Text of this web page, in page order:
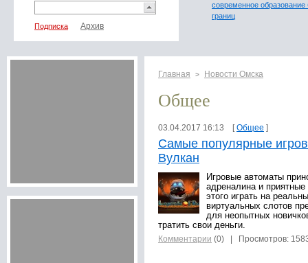
Подписка
современное образование
границ
Главная > Новости Омска
Общее
03.04.2017 16:13 [Общее ]
Самые популярные
Вулкан
Игровые автоматы
адреналина и
этого играть на
виртуальных слотов
для неопытных
тратить свои деньги.
Комментарии (0) | Просмотров: